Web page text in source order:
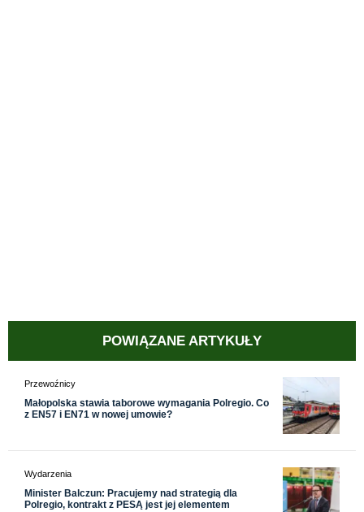
POWIĄZANE ARTYKUŁY
Przewoźnicy
Małopolska stawia taborowe wymagania Polregio. Co
z EN57 i EN71 w nowej umowie?
Wydarzenia
Minister Balczun: Pracujemy nad strategią dla
Polregio, kontrakt z PESĄ jest jej elementem